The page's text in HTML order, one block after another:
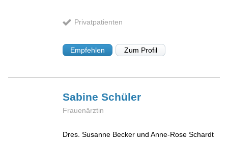
Privatpatienten
Empfehlen Zum Profil
SabineSchüler
Frauenärztin
Dres. Susanne Becker und Anne-Rose Schardt